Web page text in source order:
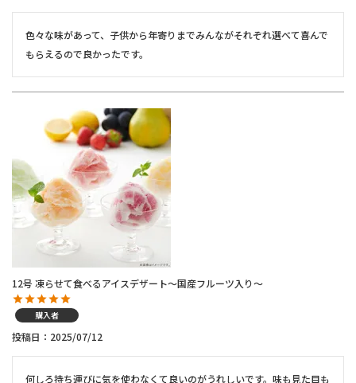
色々な味があって、子供から年寄りまでみんながそれぞれ選べて喜んで
もらえるので良かったです。
12号 凍らせて食べるアイスデザート～国産フルーツ入り～
購入者
投稿日 2025/07/12
何しろ持ち運びに気を使わなくて良いのがうれしいです。味も見た目も